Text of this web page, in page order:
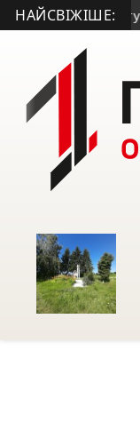
НАЙСВІЖІШЕ:рекорд